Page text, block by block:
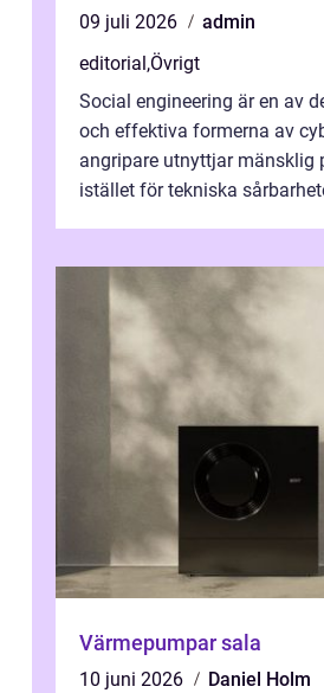
09 juli 2026
admin
editorial ,Övrigt
Social engineering är en av
och effektiva formerna av
angripare utnyttjar mänsklig
istället för tekniska
Värmepumpar sala
10 juni 2026
Daniel Holm